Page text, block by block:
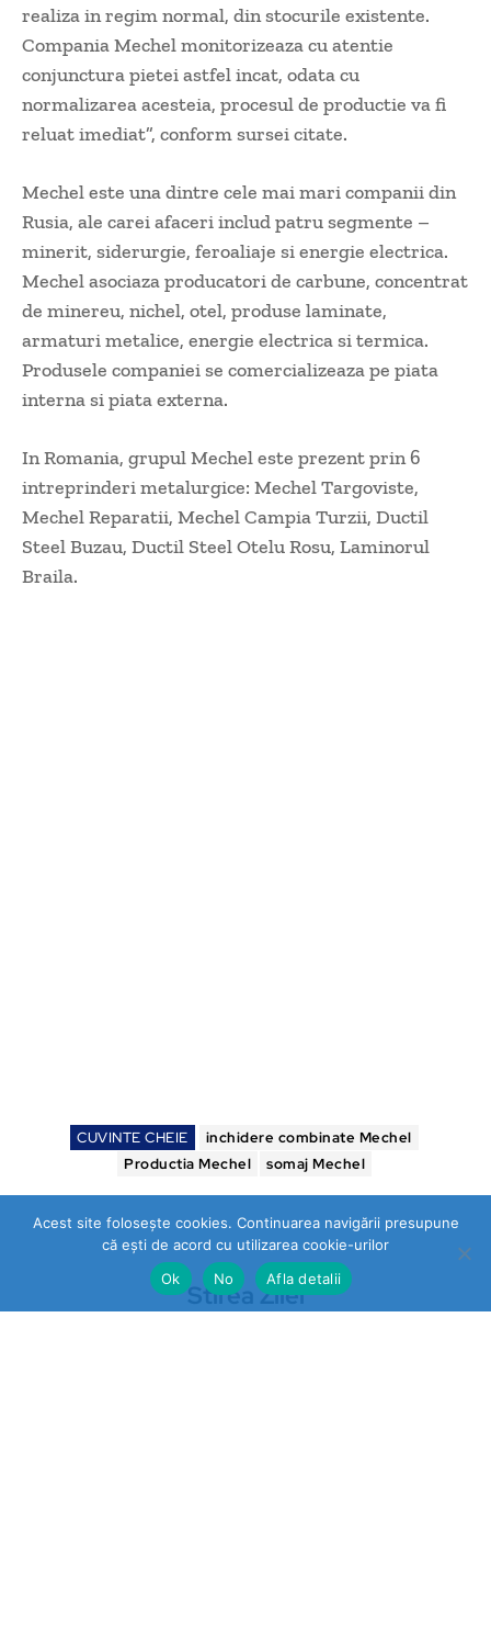
realiza in regim normal, din stocurile existente.
Compania Mechel monitorizeaza cu atentie
conjunctura pietei astfel incat, odata cu
normalizarea acesteia, procesul de productie va fi
reluat imediat”, conform sursei citate.
Mechel este una dintre cele mai mari companii din
Rusia, ale carei afaceri includ patru segmente –
minerit, siderurgie, feroaliaje si energie electrica.
Mechel asociaza producatori de carbune, concentrat
de minereu, nichel, otel, produse laminate,
armaturi metalice, energie electrica si termica.
Produsele companiei se comercializeaza pe piata
interna si piata externa.
In Romania, grupul Mechel este prezent prin 6
intreprinderi metalurgice: Mechel Targoviste,
Mechel Reparatii, Mechel Campia Turzii, Ductil
Steel Buzau, Ductil Steel Otelu Rosu, Laminorul
Braila.
CUVINTE CHEIE
inchidere combinate Mechel
Productia Mechel
somaj Mechel
Stirea Zilei
Acest site folosește cookies. Continuarea navigării presupune
că ești de acord cu utilizarea cookie-urilor
Ok
No Afla detalii